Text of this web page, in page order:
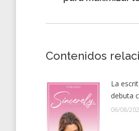
anterior:
Contenidos
La
debuta
06/08/